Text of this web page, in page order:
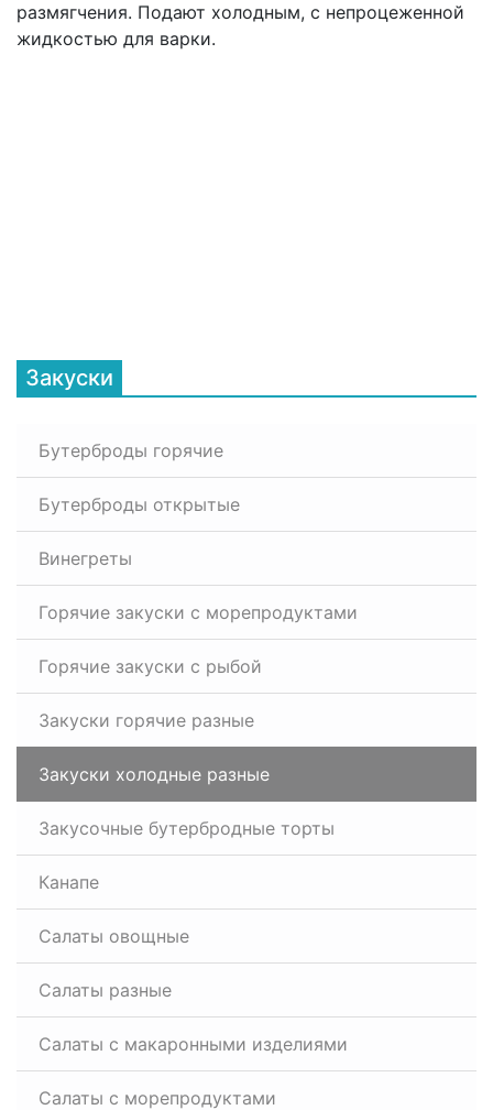
размягчения. Подают холодным, с непроцеженной
жидкостью для варки.
Закуски
Бутерброды горячие
Бутерброды открытые
Винегреты
Горячие закуски с морепродуктами
Горячие закуски с рыбой
Закуски горячие разные
Закуски холодные разные
Закусочные бутербродные торты
Канапе
Салаты овощные
Салаты разные
Салаты с макаронными изделиями
Салаты с морепродуктами